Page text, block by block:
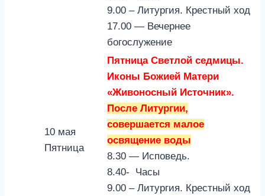
9.00 – Литургия. Крестный ход
17.00 — Вечернее
богослужение
10 мая
Пятница
Пятница Светлой седмицы.
Иконы Божией Матери
«Живоносный Источник».
После Литургии,
совершается малое
освящение воды
8.30 — Исповедь.
8.40- Часы
9.00 – Литургия. Крестный ход